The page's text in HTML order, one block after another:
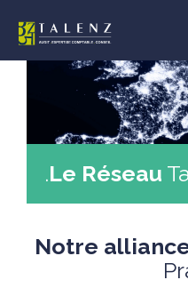
contenu
.Le Réseau
Notre